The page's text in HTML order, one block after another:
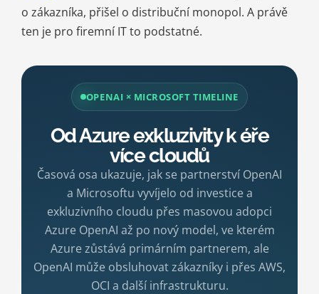
o zákazníka, přišel o distribuční monopol. A právě
ten je pro firemní IT to podstatné.
OPENAI × MICROSOFT TIMELINE
Od Azure exkluzivity k éře
více cloudů
Časová osa ukazuje, jak se partnerství OpenAI
a Microsoftu vyvíjelo od investice a
exkluzivního cloudu přes masovou adopci
Azure OpenAI až po nový model, ve kterém
Azure zůstává primárním partnerem, ale
OpenAI může obsluhovat zákazníky i přes AWS,
OCI a další infrastrukturu.